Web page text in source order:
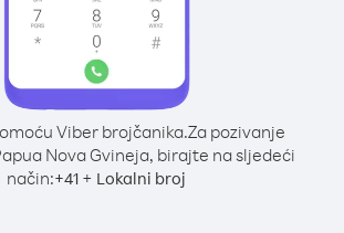
Viber brojčanika.Za pozivanje
Nova Gvineja, birajte na sljedeći
način:+41 + Lokalni broj